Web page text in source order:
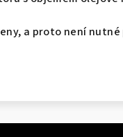
a proto není